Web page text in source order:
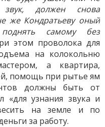
звук, должен снова
же Кондратьеву оный
самому без
этом проволока для
на колокольню
а квартира,
помощь при рытье ям
должны быть от
«для узнания звука и
на земле и по
за работу.